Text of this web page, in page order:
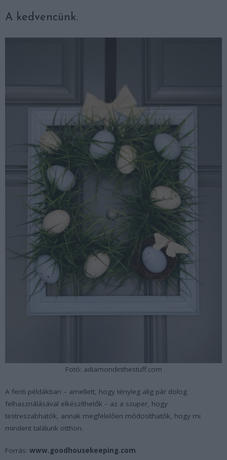
A kedvencünk.
Fotó: adiamondinthestuff.com
A fenti példákban – amellett, hogy tényleg alig pár dolog
felhasználásával elkészíthetők – az a szuper, hogy
testreszabhatók, annak megfelelően módosíthatók, hogy mi
mindent találunk otthon.
Forrás: www.goodhousekeeping.com